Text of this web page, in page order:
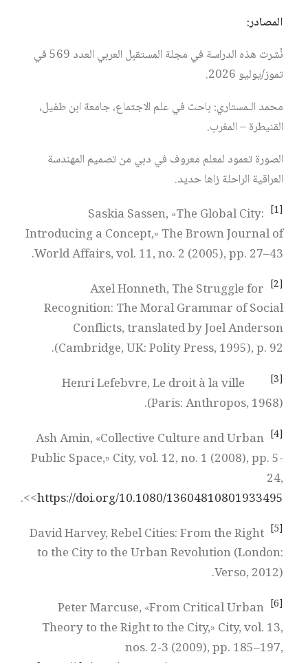
المصادر:
نُشرت هذه الدراسة في مجلة المستقبل العربي العدد 569 في
تموز/يوليو 2026.
محمد الـمستاري: باحث في علم الاجتماع، جامعة ابن طفيل،
القنيطرة – المغرب.
الصورة تعمود لمعلم معروف في دبي من تصميم المهندسة
العراقية الراحلة زاها حديد.
[1]
Saskia Sassen, «The Global City:
Introducing a Concept,» The Brown Journal of
World Affairs, vol. 11, no. 2 (2005), pp. 27–43.
[2]
Axel Honneth, The Struggle for
Recognition: The Moral Grammar of Social
Conflicts, translated by Joel Anderson
(Cambridge, UK: Polity Press, 1995), p. 92.
[3]
Henri Lefebvre, Le droit à la ville
(Paris: Anthropos, 1968).
[4]
Ash Amin, «Collective Culture and Urban
Public Space,» City, vol. 12, no. 1 (2008), pp. 5-
24,
<https://doi.org/10.1080/13604810801933495
>.
[5]
David Harvey, Rebel Cities: From the Right
to the City to the Urban Revolution (London:
Verso, 2012).
[6]
Peter Marcuse, «From Critical Urban
Theory to the Right to the City,» City, vol. 13,
nos. 2-3 (2009), pp. 185–197,